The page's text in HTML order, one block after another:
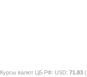
Курсы валют ЦБ РФ: USD: 71.83